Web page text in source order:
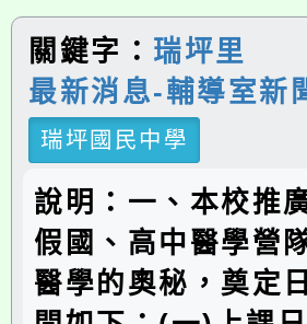
關鍵字： 瑞坪里
最新消息-輔導室新
瑞坪國民中學
說明：一、本校推
假國、高中醫學營
醫學的奧秘，奠定